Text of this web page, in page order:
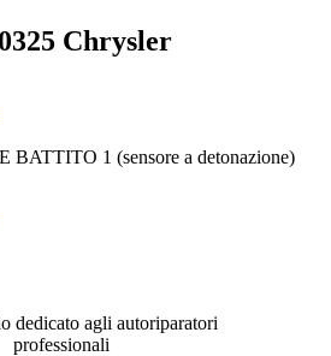
Chrysler
BATTITO 1 (sensore a detonazione)
dedicato agli autoriparatori
professionali